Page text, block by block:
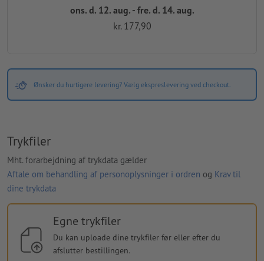
ons. d. 12. aug. - fre. d. 14. aug.
kr. 177,90
Ønsker du hurtigere levering? Vælg ekspreslevering ved checkout.
Trykfiler
Mht. forarbejdning af trykdata gælder
Aftale om behandling af personoplysninger i ordren og Krav til
dine trykdata
Egne trykfiler
Du kan uploade dine trykfiler før eller efter du
afslutter bestillingen.